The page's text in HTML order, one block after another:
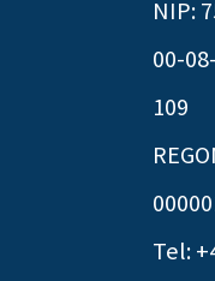
NIP:
00-08-
109
Tel: